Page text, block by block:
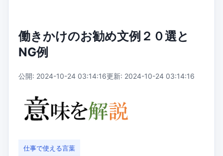
働きかけのお勧め文例２０選と
NG例
公開: 2024-10-24 03:14:16更新: 2024-10-24 03:14:16
仕事で使える言葉